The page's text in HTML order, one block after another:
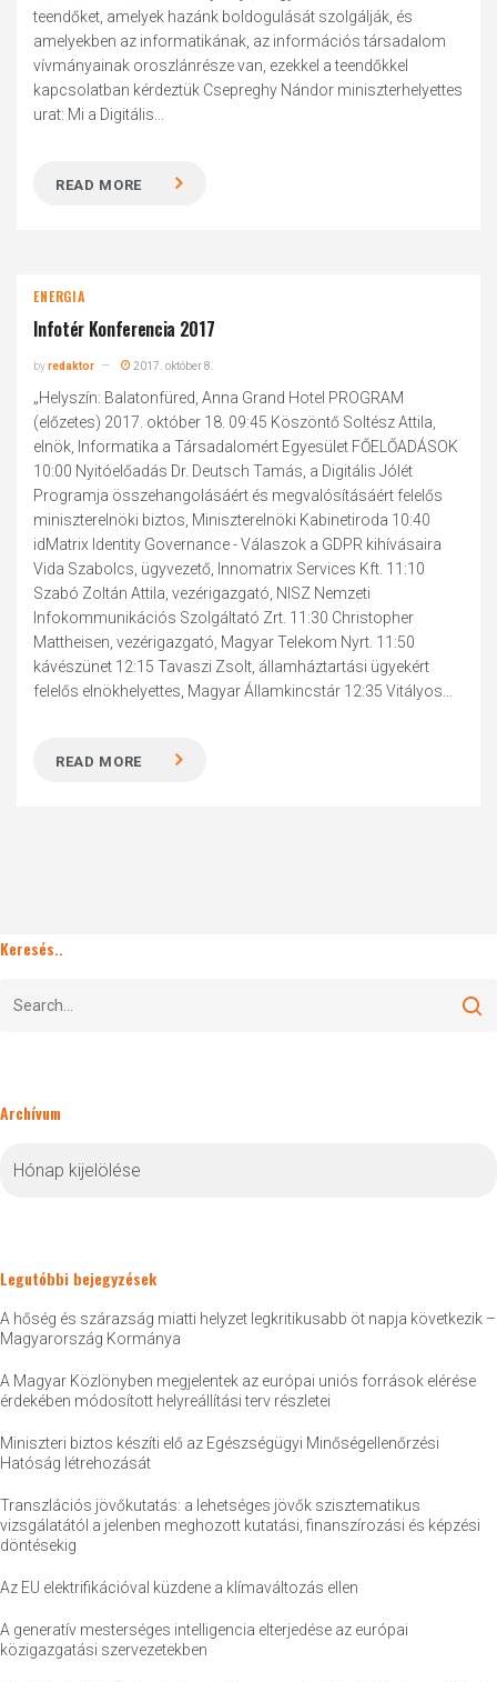
teendőket, amelyek hazánk boldogulását szolgálják, és
amelyekben az informatikának, az információs társadalom
vívmányainak oroszlánrésze van, ezekkel a teendőkkel
kapcsolatban kérdeztük Csepreghy Nándor miniszterhelyettes
urat: Mi a Digitális...
READ MORE
ENERGIA
Infotér Konferencia 2017
byredaktor 2017. október 8.
„Helyszín: Balatonfüred, Anna Grand Hotel PROGRAM
(előzetes) 2017. október 18. 09:45 Köszöntő Soltész Attila,
elnök, Informatika a Társadalomért Egyesület FŐELŐADÁSOK
10:00 Nyitóelőadás Dr. Deutsch Tamás, a Digitális Jólét
Programja összehangolásáért és megvalósításáért felelős
miniszterelnöki biztos, Miniszterelnöki Kabinetiroda 10:40
idMatrix Identity Governance - Válaszok a GDPR kihívásaira
Vida Szabolcs, ügyvezető, Innomatrix Services Kft. 11:10
Szabó Zoltán Attila, vezérigazgató, NISZ Nemzeti
Infokommunikációs Szolgáltató Zrt. 11:30 Christopher
Mattheisen, vezérigazgató, Magyar Telekom Nyrt. 11:50
kávészünet 12:15 Tavaszi Zsolt, államháztartási ügyekért
felelős elnökhelyettes, Magyar Államkincstár 12:35 Vitályos...
READ MORE
Keresés..
Archívum
Legutóbbi bejegyzések
A hőség és szárazság miatti helyzet legkritikusabb öt napja következik –
Magyarország Kormánya
A Magyar Közlönyben megjelentek az európai uniós források elérése
érdekében módosított helyreállítási terv részletei
Miniszteri biztos készíti elő az Egészségügyi Minőségellenőrzési
Hatóság létrehozását
Transzlációs jövőkutatás: a lehetséges jövők szisztematikus
vizsgálatától a jelenben meghozott kutatási, finanszírozási és képzési
döntésekig
Az EU elektrifikációval küzdene a klímaváltozás ellen
A generatív mesterséges intelligencia elterjedése az európai
közigazgatási szervezetekben